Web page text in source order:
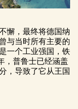
懈，最终将德国纳
与当时所有主要的
一个工业强国，铁
，普鲁士已经涵盖
，导致了它从王国